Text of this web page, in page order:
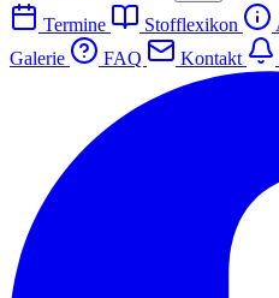
Termine
Stofflexikon
Galerie
FAQ Kontakt